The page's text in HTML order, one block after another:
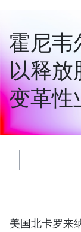
霍尼韦
以释放
变革性
美国北卡罗来